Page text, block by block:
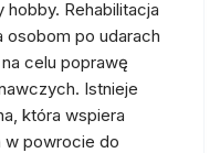
Rehabilitacja
osobom po udarach
celu poprawę
Istnieje
która wspiera
w powrocie do